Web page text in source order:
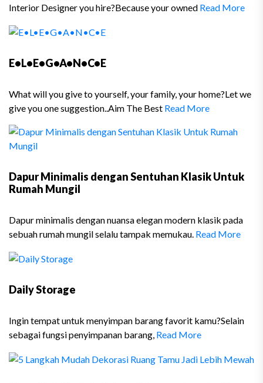
Interior Designer you hire?Because your owned Read More
E•L•E•G•A•N•C•E
What will you give to yourself, your family, your home?Let we
give you one suggestion..Aim The Best Read More
Dapur Minimalis dengan Sentuhan Klasik Untuk
Rumah Mungil
Dapur minimalis dengan nuansa elegan modern klasik pada
sebuah rumah mungil selalu tampak memukau. Read More
Daily Storage
Ingin tempat untuk menyimpan barang favorit kamu?Selain
sebagai fungsi penyimpanan barang, Read More